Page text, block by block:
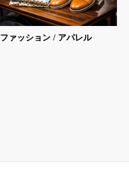
ファッション / アパレル